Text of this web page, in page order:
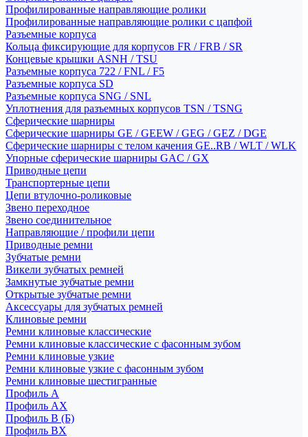
Профилированные направляющие ролики
Профилированные направляющие ролики с цапфой
Разъемные корпуса
Кольца фиксирующие для корпусов FR / FRB / SR
Концевые крышки ASNH / TSU
Разъемные корпуса 722 / FNL / F5
Разъемные корпуса SD
Разъемные корпуса SNG / SNL
Уплотнения для разъемных корпусов TSN / TSNG
Сферические шарниры
Сферические шарниры GE / GEEW / GEG / GEZ / DGE
Сферические шарниры с телом качения GE..RB / WLT / WLK
Упорные сферические шарниры GAC / GX
Приводные цепи
Транспортерные цепи
Цепи втулочно-роликовые
Звено переходное
Звено соединительное
Направляющие / профили цепи
Приводные ремни
Зубчатые ремни
Викели зубчатых ремней
Замкнутые зубчатые ремни
Открытые зубчатые ремни
Аксессуары для зубчатых ремней
Клиновые ремни
Ремни клиновые классические
Ремни клиновые классические с фасонным зубом
Ремни клиновые узкие
Ремни клиновые узкие с фасонным зубом
Ремни клиновые шестигранные
Профиль A
Профиль AX
Профиль B (Б)
Профиль BX